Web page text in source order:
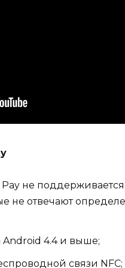
Pay не
не отвечают
4.4 и выше;
связи NFC;